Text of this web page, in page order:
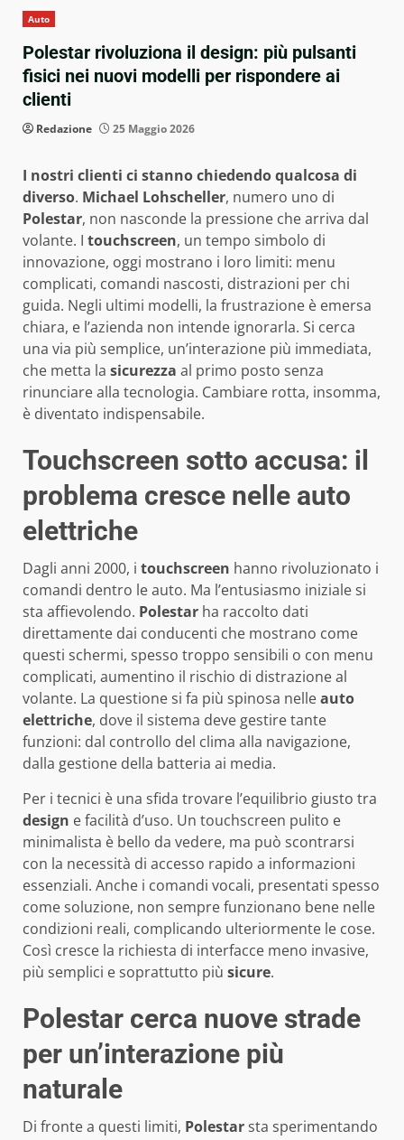
Auto
Polestar rivoluziona il design: più pulsanti
fisici nei nuovi modelli per rispondere ai
clienti
Redazione 25 Maggio 2026
I nostri clienti ci stanno chiedendo qualcosa di
diverso. Michael Lohscheller, numero uno di
Polestar, non nasconde la pressione che arriva dal
volante. I touchscreen, un tempo simbolo di
innovazione, oggi mostrano i loro limiti: menu
complicati, comandi nascosti, distrazioni per chi
guida. Negli ultimi modelli, la frustrazione è emersa
chiara, e l’azienda non intende ignorarla. Si cerca
una via più semplice, un’interazione più immediata,
che metta la sicurezza al primo posto senza
rinunciare alla tecnologia. Cambiare rotta, insomma,
è diventato indispensabile.
Touchscreen sotto accusa: il
problema cresce nelle auto
elettriche
Dagli anni 2000, i touchscreen hanno rivoluzionato i
comandi dentro le auto. Ma l’entusiasmo iniziale si
sta affievolendo. Polestar ha raccolto dati
direttamente dai conducenti che mostrano come
questi schermi, spesso troppo sensibili o con menu
complicati, aumentino il rischio di distrazione al
volante. La questione si fa più spinosa nelleauto
elettriche, dove il sistema deve gestire tante
funzioni: dal controllo del clima alla navigazione,
dalla gestione della batteria ai media.
Per i tecnici è una sfida trovare l’equilibrio giusto tra
design e facilità d’uso. Un touchscreen pulito e
minimalista è bello da vedere, ma può scontrarsi
con la necessità di accesso rapido a informazioni
essenziali. Anche i comandi vocali, presentati spesso
come soluzione, non sempre funzionano bene nelle
condizioni reali, complicando ulteriormente le cose.
Così cresce la richiesta di interfacce meno invasive,
più semplici e soprattutto più sicure.
Polestar cerca nuove strade
per un’interazione più
naturale
Di fronte a questi limiti, Polestarsta sperimentando